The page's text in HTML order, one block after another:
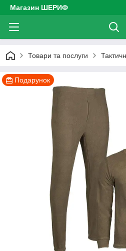
Магазин ШЕРИФ
Товари та послуги
Подарунок